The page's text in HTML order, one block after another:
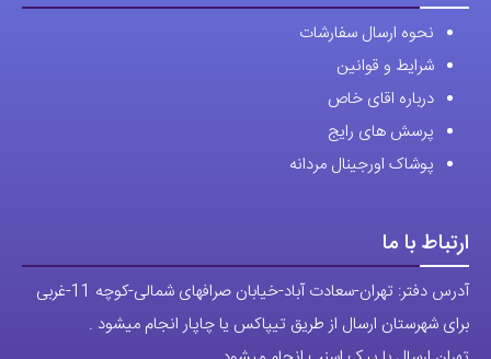
درباره اقای خاص
پرسش های رایج
پوشاک اورجینال مردانه
ارتباط با ما
برای شهرستان ارسال از طریق تیپاکس یا چاپار انجام میشود .
تهران ارسال با پیک اسنپ انجام میشود .
راه های ارتباطی
شماره تماس مستقیم :
09129236225